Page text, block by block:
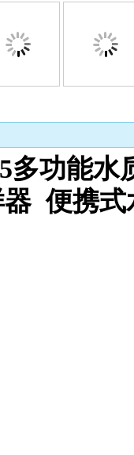
多功能水
便携式